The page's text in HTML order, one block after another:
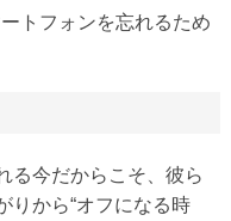
トフォンを忘れるため
る今だからこそ、彼ら
りから“オフになる時